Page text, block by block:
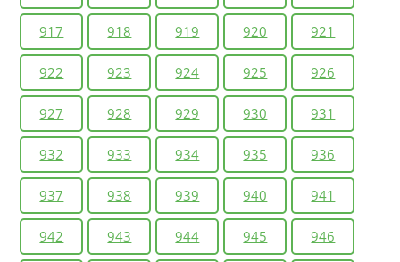
917 918 919 920 921
922 923 924 925 926
927 928 929 930 931
932 933 934 935 936
937 938 939 940 941
942 943 944 945 946